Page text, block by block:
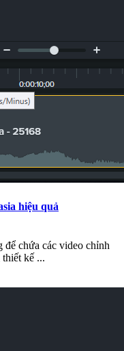
hiệu quả
để chứa các video chỉnh
kế ...